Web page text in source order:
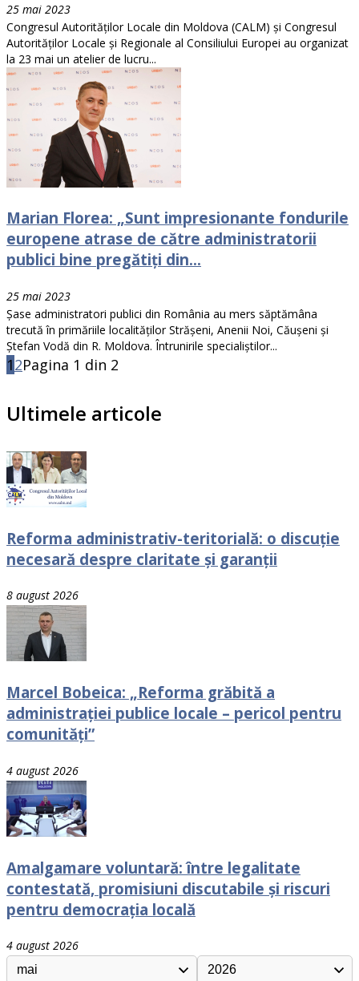
25 mai 2023
Congresul Autorităților Locale din Moldova (CALM) și Congresul
Autorităților Locale și Regionale al Consiliului Europei au organizat
la 23 mai un atelier de lucru...
Marian Florea: „Sunt impresionante fondurile
europene atrase de către administratorii
publici bine pregătiți din...
25 mai 2023
Șase administratori publici din România au mers săptămâna
trecută în primăriile localităților Strășeni, Anenii Noi, Căușeni și
Ștefan Vodă din R. Moldova. Întrunirile specialiștilor...
12Pagina 1 din 2
Ultimele articole
Reforma administrativ-teritorială: o discuție
necesară despre claritate și garanții
8 august 2026
Marcel Bobeica: „Reforma grăbită a
administrației publice locale – pericol pentru
comunități”
4 august 2026
Amalgamare voluntară: între legalitate
contestată, promisiuni discutabile și riscuri
pentru democrația locală
4 august 2026